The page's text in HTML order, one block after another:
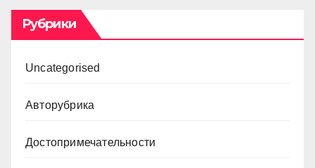
Рубрики
Uncategorised
Авторубрика
Достопримечательности